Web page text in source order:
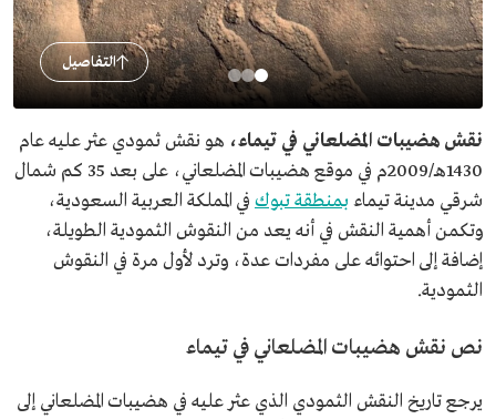
التفاصيل
نقش هضيبات المضلعاني في تيماء، هو نقش ثمودي عثر عليه عام
1430هـ/2009م في موقع هضيبات المضلعاني، على بعد 35 كم شمال
شرقي مدينة تيماء بمنطقة تبوك في المملكة العربية السعودية،
وتكمن أهمية النقش في أنه يعد من النقوش الثمودية الطويلة،
إضافة إلى احتوائه على مفردات عدة، وترد لأول مرة في النقوش
الثمودية.
نص نقش هضيبات المضلعاني في تيماء
يرجع تاريخ النقش الثمودي الذي عثر عليه في هضيبات المضلعاني إلى